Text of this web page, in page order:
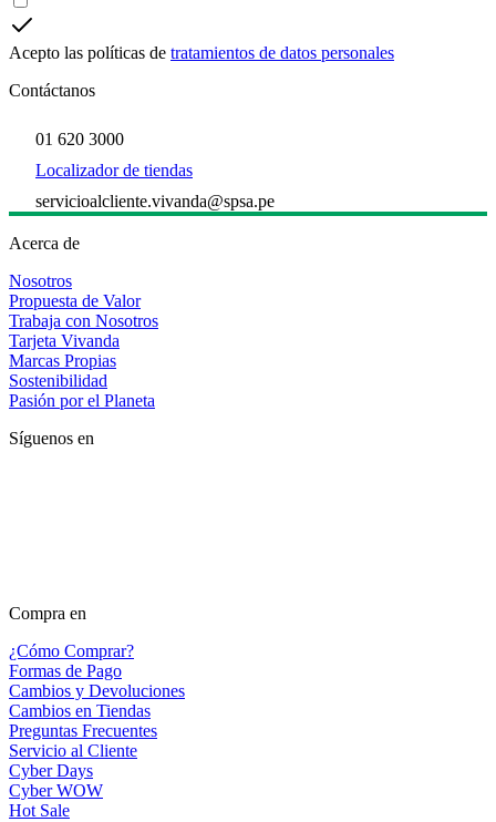
Acepto las políticas de tratamientos de datos personales
Contáctanos
01 620 3000
Localizador de tiendas
servicioalcliente.vivanda@spsa.pe
Acerca de
Nosotros
Propuesta de Valor
Trabaja con Nosotros
Tarjeta Vivanda
Marcas Propias
Sostenibilidad
Pasión por el Planeta
Síguenos en
Compra en
¿Cómo Comprar?
Formas de Pago
Cambios y Devoluciones
Cambios en Tiendas
Preguntas Frecuentes
Servicio al Cliente
Cyber Days
Cyber WOW
Hot Sale